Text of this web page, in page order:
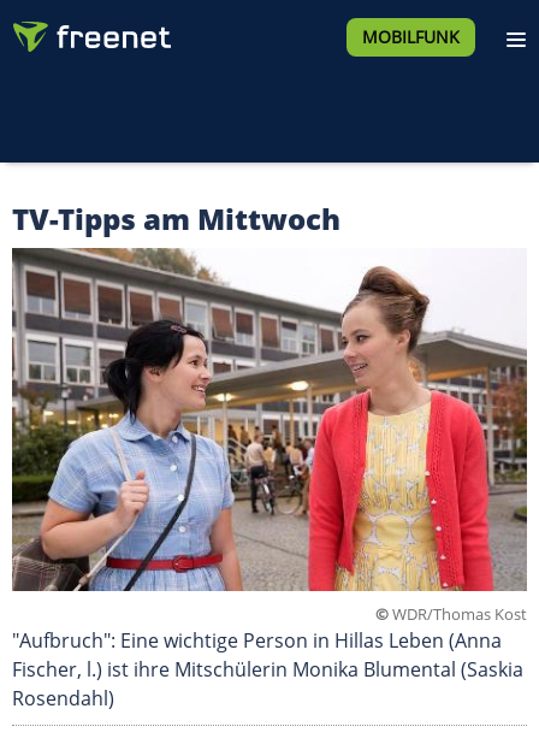
MOBILFUNK
TV-Tipps am Mittwoch
©WDR/Thomas Kost
"Aufbruch": Eine wichtige Person in Hillas Leben (Anna
Fischer, l.) ist ihre Mitschülerin Monika Blumental (Saskia
Rosendahl)